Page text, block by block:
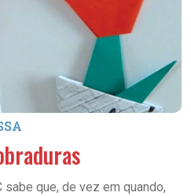
sabe que, de vez em quando,